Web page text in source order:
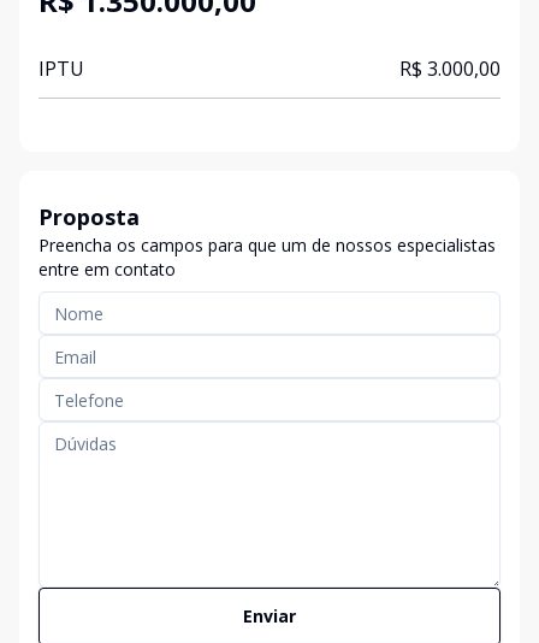
IPTU R$ 3.000,00
Proposta
Preencha os campos para que um de nossos especialistas
entre em contato
Enviar